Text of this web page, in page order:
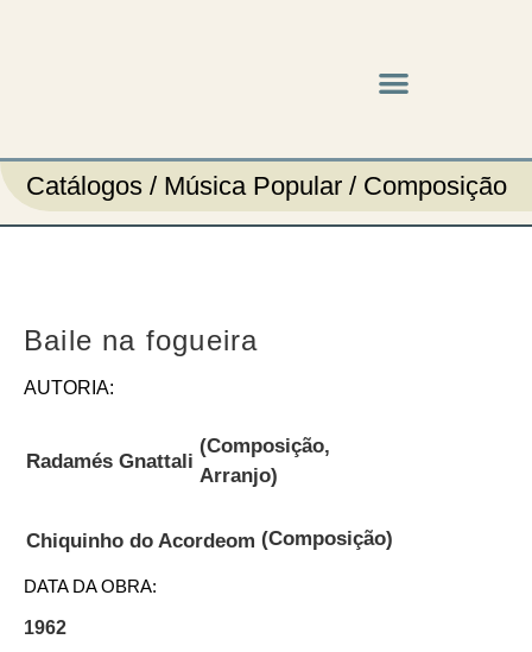
Catálogos / Música Popular / Composição
Baile na fogueira
AUTORIA:
Radamés Gnattali
(Composição,
Arranjo)
Chiquinho do Acordeom (Composição)
DATA DA OBRA:
1962